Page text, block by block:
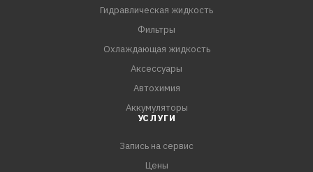
Гидравлическая жидкость
Фильтры
Охлаждающая жидкость
Аксессуары
Автохимия
Аккумуляторы
УСЛУГИ
Запись на сервис
Цены